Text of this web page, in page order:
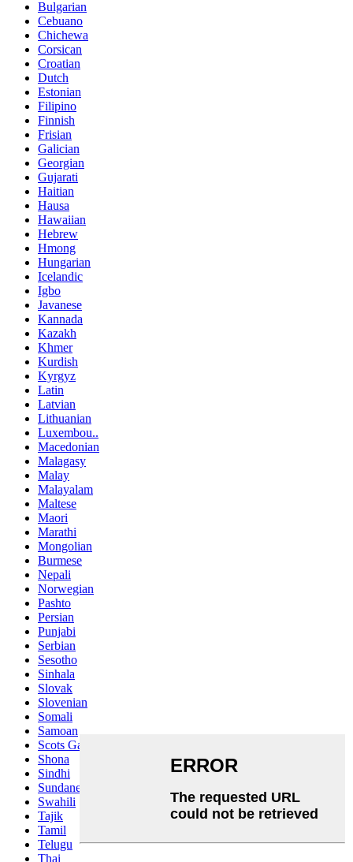
Bulgarian
Cebuano
Chichewa
Corsican
Croatian
Dutch
Estonian
Filipino
Finnish
Frisian
Galician
Georgian
Gujarati
Haitian
Hausa
Hawaiian
Hebrew
Hmong
Hungarian
Icelandic
Igbo
Javanese
Kannada
Kazakh
Khmer
Kurdish
Kyrgyz
Latin
Latvian
Lithuanian
Luxembou..
Macedonian
Malagasy
Malay
Malayalam
Maltese
Maori
Marathi
Mongolian
Burmese
Nepali
Norwegian
Pashto
Persian
Punjabi
Serbian
Sesotho
Sinhala
Slovak
Slovenian
Somali
Samoan
Scots Gaelic
Shona
Sindhi
Sundanese
Swahili
Tajik
Tamil
Telugu
Thai